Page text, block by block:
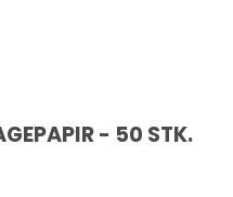
- 50 STK.